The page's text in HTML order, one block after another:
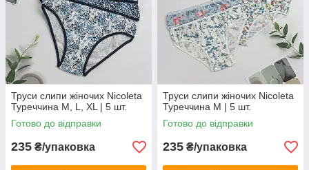
Труси слипи жіночих Nicoleta
Туреччина M, L, XL | 5 шт.
Готово до відправки
235 ₴/упаковка
Труси слипи жіночих Nicoleta
Туреччина M | 5 шт.
Готово до відправки
235 ₴/упаковка